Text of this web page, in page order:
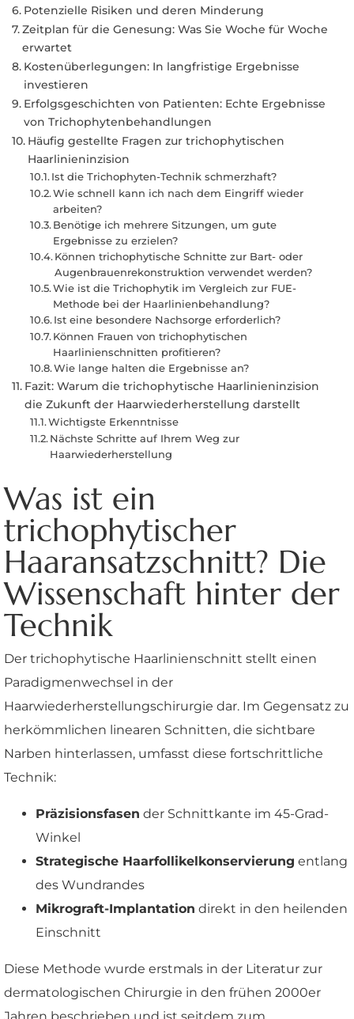
Potenzielle Risiken und deren Minderung
Zeitplan für die Genesung: Was Sie Woche für Woche
erwartet
Kostenüberlegungen: In langfristige Ergebnisse
investieren
Erfolgsgeschichten von Patienten: Echte Ergebnisse
von Trichophytenbehandlungen
Häufig gestellte Fragen zur trichophytischen
Haarlinieninzision
Ist die Trichophyten-Technik schmerzhaft?
Wie schnell kann ich nach dem Eingriff wieder
arbeiten?
Benötige ich mehrere Sitzungen, um gute
Ergebnisse zu erzielen?
Können trichophytische Schnitte zur Bart- oder
Augenbrauenrekonstruktion verwendet werden?
Wie ist die Trichophytik im Vergleich zur FUE-
Methode bei der Haarlinienbehandlung?
Ist eine besondere Nachsorge erforderlich?
Können Frauen von trichophytischen
Haarlinienschnitten profitieren?
Wie lange halten die Ergebnisse an?
Fazit: Warum die trichophytische Haarlinieninzision
die Zukunft der Haarwiederherstellung darstellt
Wichtigste Erkenntnisse
Nächste Schritte auf Ihrem Weg zur
Haarwiederherstellung
Was ist ein
trichophytischer
Haaransatzschnitt? Die
Wissenschaft hinter der
Technik
Der trichophytische Haarlinienschnitt stellt einen
Paradigmenwechsel in der
Haarwiederherstellungschirurgie dar. Im Gegensatz zu
herkömmlichen linearen Schnitten, die sichtbare
Narben hinterlassen, umfasst diese fortschrittliche
Technik:
Präzisionsfasen der Schnittkante im 45-Grad-
Winkel
Strategische Haarfollikelkonservierung entlang
des Wundrandes
Mikrograft-Implantation direkt in den heilenden
Einschnitt
Diese Methode wurde erstmals in der Literatur zur
dermatologischen Chirurgie in den frühen 2000er